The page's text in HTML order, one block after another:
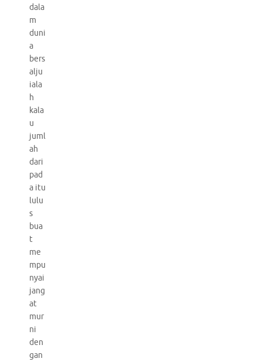
dala
m
duni
a
bers
alju
iala
h
kala
u
juml
ah
dari
pad
a itu
lulu
s
bua
t
me
mpu
nyai
jang
at
mur
ni
den
gan